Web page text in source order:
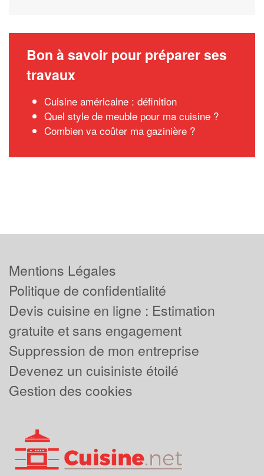
Bon à savoir pour préparer ses
travaux
Cuisine américaine : définition
Quel style de meuble pour ma cuisine ?
Combien va coûter ma gazinière ?
Mentions Légales
Politique de confidentialité
Devis cuisine en ligne : Estimation
gratuite et sans engagement
Suppression de mon entreprise
Devenez un cuisiniste étoilé
Gestion des cookies